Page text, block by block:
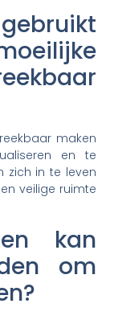
maken
en te
zich in te leven
veilige ruimte
kan
om